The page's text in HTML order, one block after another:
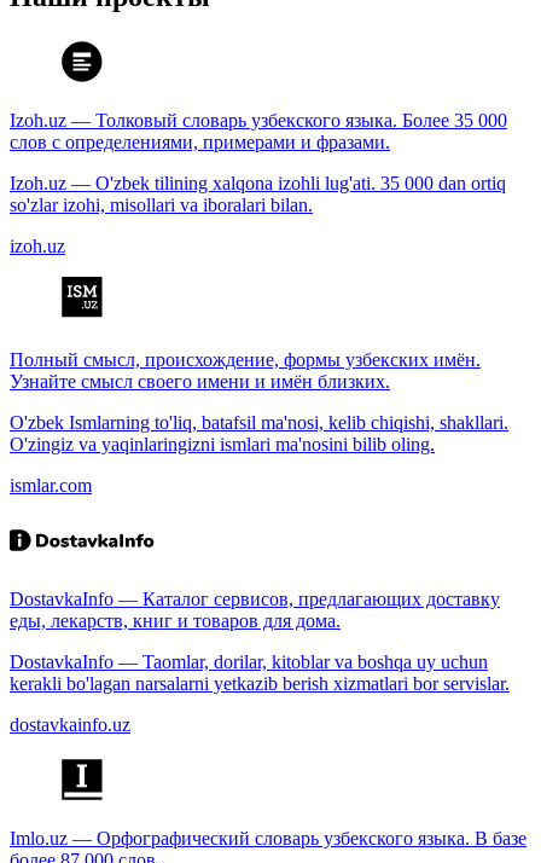
Izoh.uz — Толковый словарь узбекского языка. Более 35 000
слов с определениями, примерами и фразами.
Izoh.uz — O'zbek tilining xalqona izohli lug'ati. 35 000 dan ortiq
so'zlar izohi, misollari va iboralari bilan.
izoh.uz
Полный смысл, происхождение, формы узбекских имён.
Узнайте смысл своего имени и имён близких.
O'zbek Ismlarning to'liq, batafsil ma'nosi, kelib chiqishi, shakllari.
O'zingiz va yaqinlaringizni ismlari ma'nosini bilib oling.
ismlar.com
DostavkaInfo — Каталог сервисов, предлагающих доставку
еды, лекарств, книг и товаров для дома.
DostavkaInfo — Taomlar, dorilar, kitoblar va boshqa uy uchun
kerakli bo'lagan narsalarni yetkazib berish xizmatlari bor servislar.
dostavkainfo.uz
Imlo.uz — Орфографический словарь узбекского языка. В базе